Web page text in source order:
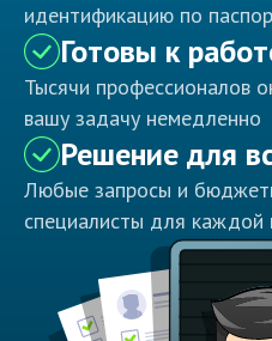
идентификацию по
Готовы к
Тысячи профессионалов
вашу задачу немедленно
Решение для
Любые запросы и
специалисты для каждой